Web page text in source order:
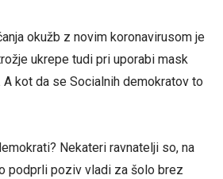
okužb z novim koronavirusom je
ukrepe tudi pri uporabi mask
kot da se Socialnih demokratov to
Nekateri ravnatelji so, na
podprli poziv vladi za šolo brez